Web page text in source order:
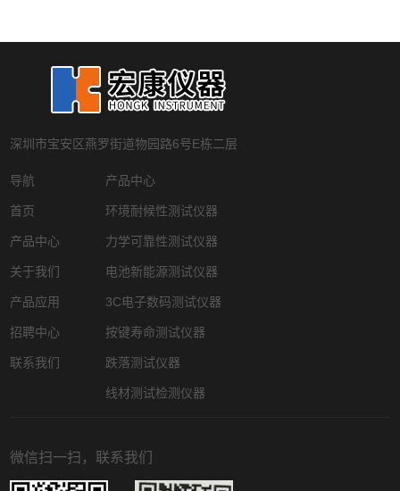
深圳市宝安区燕罗街道物园路6号E栋二层
导航
首页
产品中心
关于我们
产品应用
招聘中心
联系我们
产品中心
环境耐候性测试仪器
力学可靠性测试仪器
电池新能源测试仪器
3C电子数码测试仪器
按键寿命测试仪器
跌落测试仪器
线材测试检测仪器
微信扫一扫，联系我们